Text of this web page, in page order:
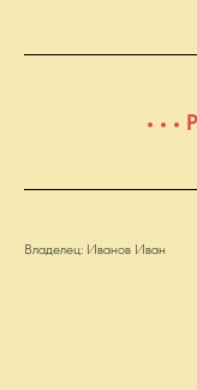
• •
Владелец: Иванов Иван